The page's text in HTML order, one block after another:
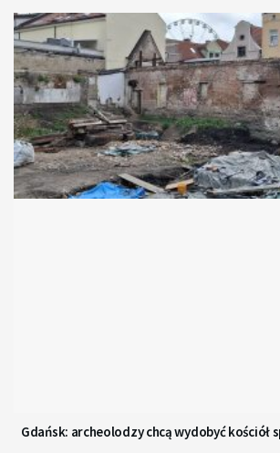
Gdańsk: archeolodzy chcą wydobyć kościół